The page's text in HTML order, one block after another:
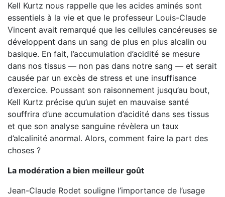
Kell Kurtz nous rappelle que les acides aminés sont
essentiels à la vie et que le professeur Louis-Claude
Vincent avait remarqué que les cellules cancéreuses se
développent dans un sang de plus en plus alcalin ou
basique. En fait, l’accumulation d’acidité se mesure
dans nos tissus — non pas dans notre sang — et serait
causée par un excès de stress et une insuffisance
d’exercice. Poussant son raisonnement jusqu’au bout,
Kell Kurtz précise qu’un sujet en mauvaise santé
souffrira d’une accumulation d’acidité dans ses tissus
et que son analyse sanguine révèlera un taux
d’alcalinité anormal. Alors, comment faire la part des
choses ?
La modération a bien meilleur goût
Jean-Claude Rodet souligne l’importance de l’usage